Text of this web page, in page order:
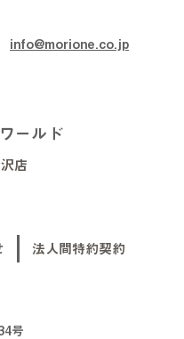
info@morione.co.jp
店
ールド
法人間特約契約
号